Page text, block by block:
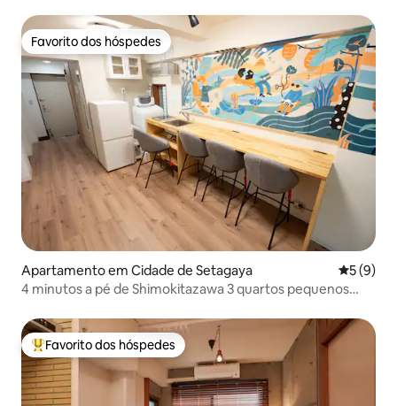
pessoas Wi-Fi de alta velocidade gratuito TV disponível
Favorito dos hóspedes
Favorito dos hóspedes
Apartamento em Cidade de Setagaya
5 (9)
4 minutos a pé de Shimokitazawa 3 quartos pequenos
Exclusivo!
Favoritos dos hóspedes mais apreciados
Favorito dos hóspedes